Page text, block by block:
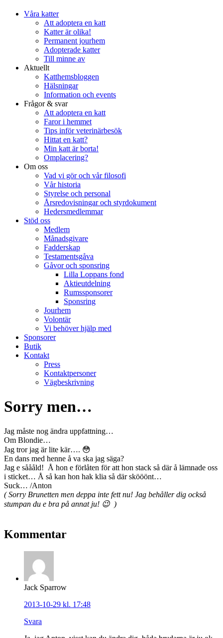
Våra katter
Att adoptera en katt
Katter är olika!
Permanent jourhem
Adopterade katter
Till minne av
Aktuellt
Katthemsbloggen
Hälsningar
Information och events
Frågor & svar
Att adoptera en katt
Faror i hemmet
Tips inför veterinärbesök
Hittat en katt?
Min katt är borta!
Omplacering?
Om oss
Vad vi gör och vår filosofi
Vår historia
Styrelse och personal
Årsredovisningar och styrdokument
Hedersmedlemmar
Stöd oss
Medlem
Månadsgivare
Fadderskap
Testamentsgåva
Gåvor och sponsring
Lilla Loppans fond
Aktieutdelning
Rumssponsorer
Sponsring
Jourhem
Volontär
Vi behöver hjälp med
Sponsorer
Butik
Kontakt
Press
Kontaktpersoner
Vägbeskrivning
Sorry men…
Jag måste nog ändra uppfattning…
Om Blondie…
Jag tror jag är lite kär…. 😳
En dans med henne å va ska jag säga?
Jag e såååld! Å hon e förlåten för att hon stack så där å lämnade oss
i sticket… Å så kan hon hak klia så där skööönt…
Suck… /Anton
( Sorry Brunetten men deppa inte fett nu! Jag behåller dig också
stumpan du e bra på annat ju! 😉 )
Kommentar
Jack Sparrow
2013-10-29 kl. 17:48
Svara